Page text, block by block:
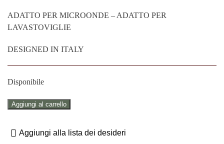
ADATTO PER MICROONDE – ADATTO PER
LAVASTOVIGLIE
DESIGNED IN ITALY
Disponibile
MUG
"PAUSA
Aggiungi al carrello
Aggiungi alla lista dei desideri